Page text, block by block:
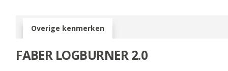
Overige kenmerken
FABER LOGBURNER 2.0